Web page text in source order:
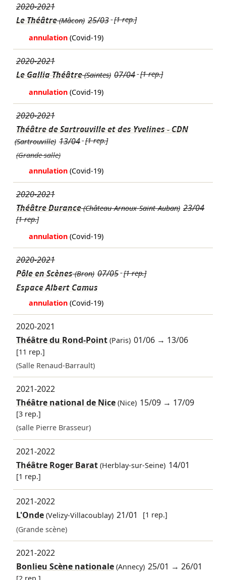
2020-2021
Le Théâtre(Mâcon) 25/03 [1 rep.]
annulation (Covid-19)
2020-2021
Le Gallia Théâtre(Saintes) 07/04 [1 rep.]
annulation (Covid-19)
2020-2021
Théâtre de Sartrouville et des Yvelines - CDN
(Sartrouville) 13/04 [1 rep.]
(Grande salle)
annulation (Covid-19)
2020-2021
Théâtre Durance(Château-Arnoux-Saint-Auban) 23/04
[1 rep.]
annulation (Covid-19)
2020-2021
Pôle en Scènes(Bron) 07/05 [1 rep.]
Espace Albert Camus
annulation (Covid-19)
2020-2021
Théâtre du Rond-Point(Paris) 01/06 → 13/06
[11 rep.]
(Salle Renaud-Barrault)
2021-2022
Théâtre national de Nice(Nice) 15/09 → 17/09
[3 rep.]
(salle Pierre Brasseur)
2021-2022
Théâtre Roger Barat(Herblay-sur-Seine) 14/01
[1 rep.]
2021-2022
L'Onde(Velizy-Villacoublay) 21/01
[1 rep.]
(Grande scène)
2021-2022
Bonlieu Scène nationale(Annecy) 25/01 →26/01
[2 rep.]